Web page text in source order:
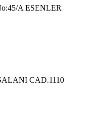
A ESENLER
CAD.1110